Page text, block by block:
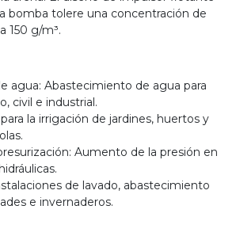
bomba tolere una concentración de
150 g/m³.
agua: Abastecimiento de agua para
civil e industrial.
la irrigación de jardines, huertos y
Aumento de la presión en
de lavado, abastecimiento
e invernaderos.